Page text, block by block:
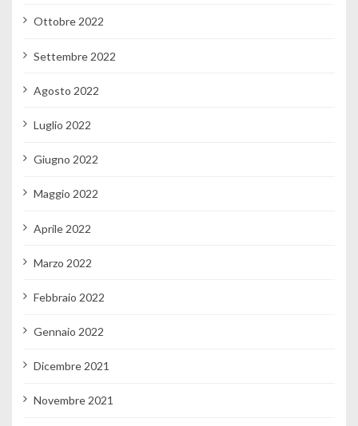
Ottobre 2022
Settembre 2022
Agosto 2022
Luglio 2022
Giugno 2022
Maggio 2022
Aprile 2022
Marzo 2022
Febbraio 2022
Gennaio 2022
Dicembre 2021
Novembre 2021